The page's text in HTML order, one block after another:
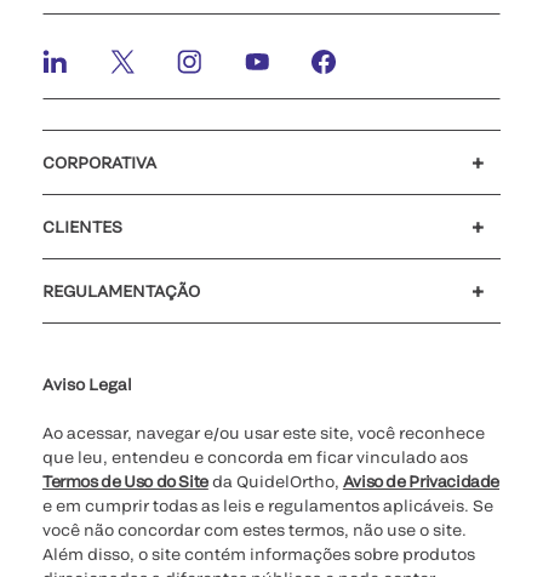
CORPORATIVA
CLIENTES
REGULAMENTAÇÃO
Aviso Legal
Ao acessar, navegar e/ou usar este site, você reconhece
que leu, entendeu e concorda em ficar vinculado aos
Termos de Uso do Siteda QuidelOrtho, Aviso de Privacidade
e em cumprir todas as leis e regulamentos aplicáveis. Se
você não concordar com estes termos, não use o site.
Além disso, o site contém informações sobre produtos